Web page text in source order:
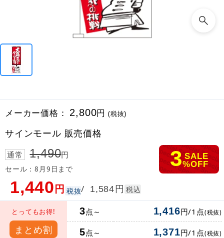
メーカー価格： 2,800円(税抜)
サインモール 販売価格
通常 1,490円
セール：8月9日まで 3 SALE
%OFF
1,440円 税抜/ 1,584円 税込
とってもお得!
まとめ割
3点～ 1,416円/1点(税抜)
5点～ 1,371円/1点(税抜)